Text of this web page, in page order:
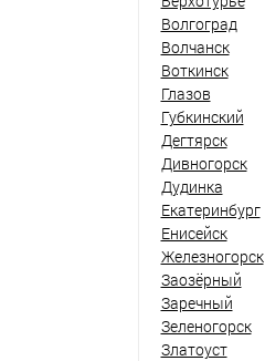
Волгоград
Волчанск
Воткинск
Глазов
Губкинский
Дегтярск
Дивногорск
Дудинка
Екатеринбург
Енисейск
Железногорск
Заозёрный
Заречный
Зеленогорск
Златоуст